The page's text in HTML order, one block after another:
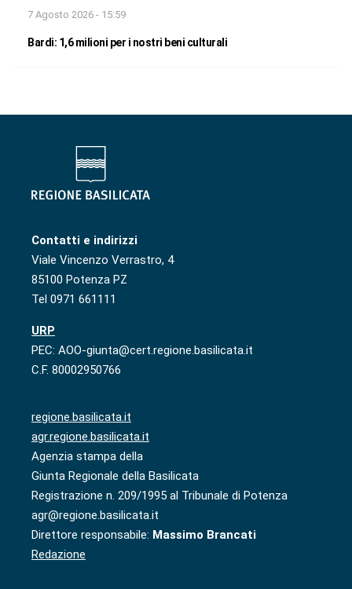
7 Agosto 2026 - 15:59
Bardi: 1,6 milioni per i nostri beni culturali
Contatti e indirizzi
Viale Vincenzo Verrastro, 4
85100 Potenza PZ
Tel 0971 661111
URP
PEC: AOO-giunta@cert.regione.basilicata.it
C.F. 80002950766
regione.basilicata.it
agr.regione.basilicata.it
Agenzia stampa della
Giunta Regionale della Basilicata
Registrazione n. 209/1995 al Tribunale di Potenza
agr@regione.basilicata.it
Direttore responsabile: Massimo Brancati
Redazione